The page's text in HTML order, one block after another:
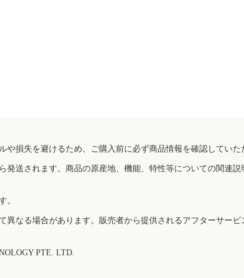
損失を避けるため、ご購入前に必ず商品情報を確認していた
送されます。商品の原産地、機能、特性等についての関連
。
なる場合があります。販売者から提供されるアフターサー
PTE. LTD.